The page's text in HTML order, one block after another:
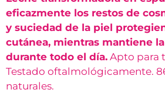
eficazmente los restos de
y suciedad de la piel
cutánea, mientras mantiene
durante todo el día. Apto para
Testado oftalmológicamente.
naturales.